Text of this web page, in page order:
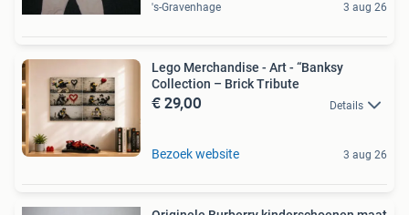
's-Gravenhage 3 aug 26
Lego Merchandise - Art - “Banksy
Collection – Brick Tribute
€ 29,00 Details
Bezoek website 3 aug 26